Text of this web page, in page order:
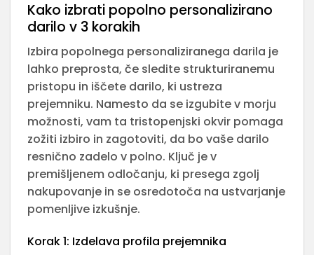
Kako izbrati popolno personalizirano
darilo v 3 korakih
Izbira popolnega personaliziranega darila je
lahko preprosta, če sledite strukturiranemu
pristopu in iščete darilo, ki ustreza
prejemniku. Namesto da se izgubite v morju
možnosti, vam ta tristopenjski okvir pomaga
zožiti izbiro in zagotoviti, da bo vaše darilo
resnično zadelo v polno. Ključ je v
premišljenem odločanju, ki presega zgolj
nakupovanje in se osredotoča na ustvarjanje
pomenljive izkušnje.
Korak 1: Izdelava profila prejemnika